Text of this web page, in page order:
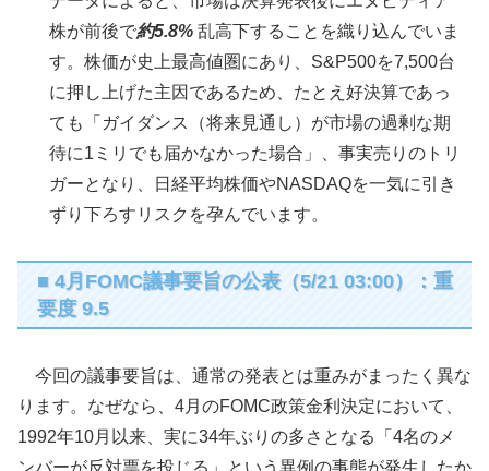
株が前後で約5.8% 乱高下することを織り込んでいま
す。株価が史上最高値圏にあり、S&P500を7,500台
に押し上げた主因であるため、たとえ好決算であっ
ても「ガイダンス（将来見通し）が市場の過剰な期
待に1ミリでも届かなかった場合」、事実売りのトリ
ガーとなり、日経平均株価やNASDAQを一気に引き
ずり下ろすリスクを孕んでいます。
■ 4月FOMC議事要旨の公表（5/21 03:00）：重
要度 9.5
今回の議事要旨は、通常の発表とは重みがまったく異な
ります。なぜなら、4月のFOMC政策金利決定において、
1992年10月以来、実に34年ぶりの多さとなる「4名のメ